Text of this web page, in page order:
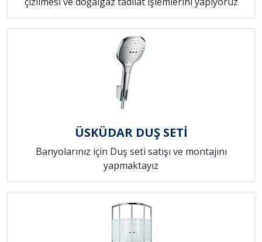
ÜSKÜDAR DUŞ SETİ
Banyolarınız için Duş seti satışı ve montajını
yapmaktayız